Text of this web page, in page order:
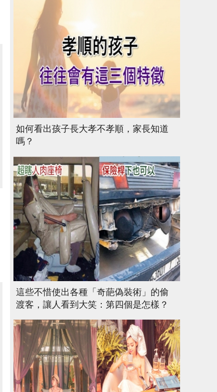
如何看出孩子長大孝不孝順，家長知道
嗎？
這些不惜使出各種「奇葩偽裝術」的偷
渡客，讓人看到大笑：第四個是怎樣？